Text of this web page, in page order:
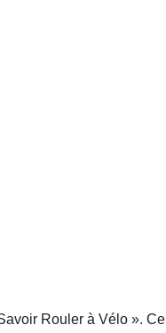
Rouler à Vélo ». Ce